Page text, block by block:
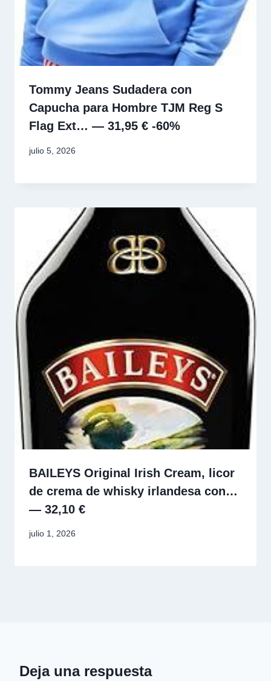
Tommy Jeans Sudadera con
Capucha para Hombre TJM Reg S
Flag Ext… — 31,95 € -60%
julio 5, 2026
BAILEYS Original Irish Cream, licor
de crema de whisky irlandesa con…
— 32,10 €
julio 1, 2026
Deja una respuesta